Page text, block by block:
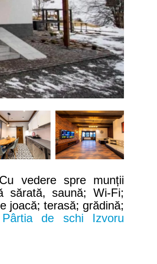
Cu vedere spre munții
sărată, saună; Wi-Fi;
joacă; terasă; grădină;
de schi Izvoru